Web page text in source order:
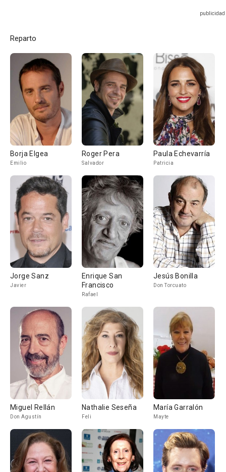
Reparto
Borja Elgea
Emilio
Roger Pera
Salvador
Paula Echevarría
Patricia
Jorge Sanz
Javier
Enrique San
Francisco
Rafael
Jesús Bonilla
Don Torcuato
Miguel Rellán
Don Agustín
Nathalie Seseña
Feli
María Garralón
Mayte